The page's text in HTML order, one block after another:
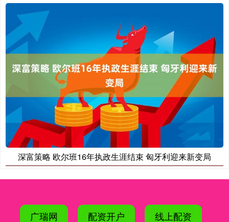
深富策略 欧尔班16年执政生涯结束 匈牙利迎来新变局
广瑞网 配资开户 线上配资